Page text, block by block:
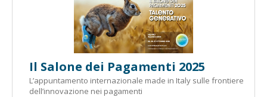
Il Salone dei Pagamenti 2025
L’appuntamento internazionale made in Italy sulle frontiere
dell’innovazione nei pagamenti